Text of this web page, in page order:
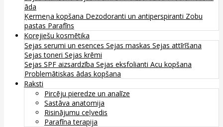
āda
Ķermeņa kopšana Dezodoranti un antiperspiranti Zobu
pastas Parafīns
Korejiešu kosmētika
Sejas serumi un esences Sejas maskas Sejas attīrīšana
Sejas toneri Sejas krēmi
Sejas SPF aizsardzība Sejas eksfolianti Acu kopšana
Problemātiskas ādas kopšana
Raksti
Pircēju pieredze un analīze
Sastāva anatomija
Risinājumu ceļvedis
Parafīna terapija